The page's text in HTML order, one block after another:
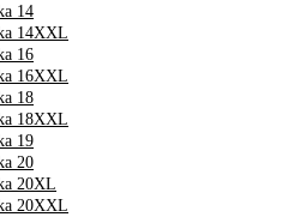
14
14XXL
16
16XXL
18
18XXL
19
20
20XL
20XXL